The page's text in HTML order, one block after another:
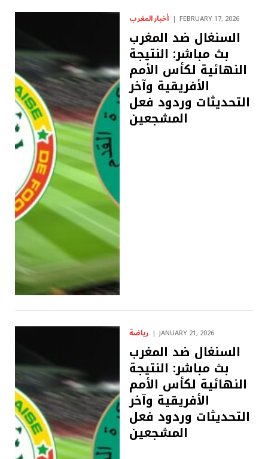
أخبار المغرب FEBRUARY 17, 2026
السنغال ضد المغرب
بث مباشر: النتيجة
النهائية لكأس الأمم
الأفريقية وآخر
التحديثات وردود فعل
المشجعين
رياضة JANUARY 21, 2026
السنغال ضد المغرب
بث مباشر: النتيجة
النهائية لكأس الأمم
الأفريقية وآخر
التحديثات وردود فعل
المشجعين